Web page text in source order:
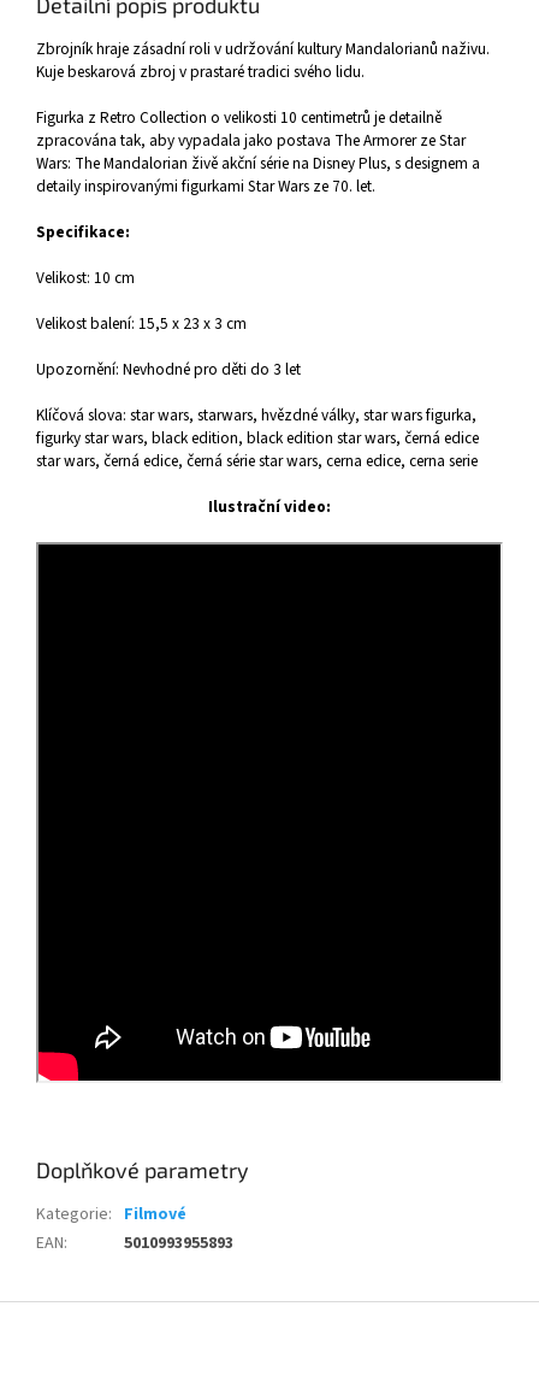
Zbrojník hraje zásadní roli v udržování kultury Mandalorianů naživu.
Kuje beskarová zbroj v prastaré tradici svého lidu.
Figurka z Retro Collection o velikosti 10 centimetrů je detailně
zpracována tak, aby vypadala jako postava The Armorer ze Star
Wars: The Mandalorian živě akční série na Disney Plus, s designem a
detaily inspirovanými figurkami Star Wars ze 70. let.
Specifikace:
Velikost: 10 cm
Velikost balení: 15,5 x 23 x 3 cm
Upozornění: Nevhodné pro děti do 3 let
Klíčová slova: star wars, starwars, hvězdné války, star wars figurka,
figurky star wars, black edition, black edition star wars, černá edice
star wars, černá edice, černá série star wars, cerna edice, cerna serie
Ilustrační video:
Doplňkové parametry
Kategorie: Filmové
EAN: 5010993955893